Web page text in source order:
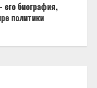
биография,
политики